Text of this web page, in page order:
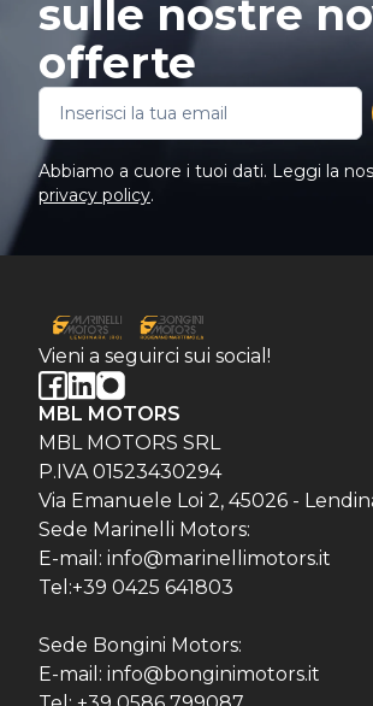
sulle nostre
offerte
Abbiamo a cuore i tuoi dati. Leggi la
privacy policy.
Vieni a seguirci sui social!
MBL MOTORS
MBL MOTORS SRL
P.IVA 01523430294
Via Emanuele Loi 2, 45026 -
Sede Marinelli Motors:
E-mail: info@marinellimotors.it
Tel:+39 0425 641803
Sede Bongini Motors:
E-mail: info@bonginimotors.it